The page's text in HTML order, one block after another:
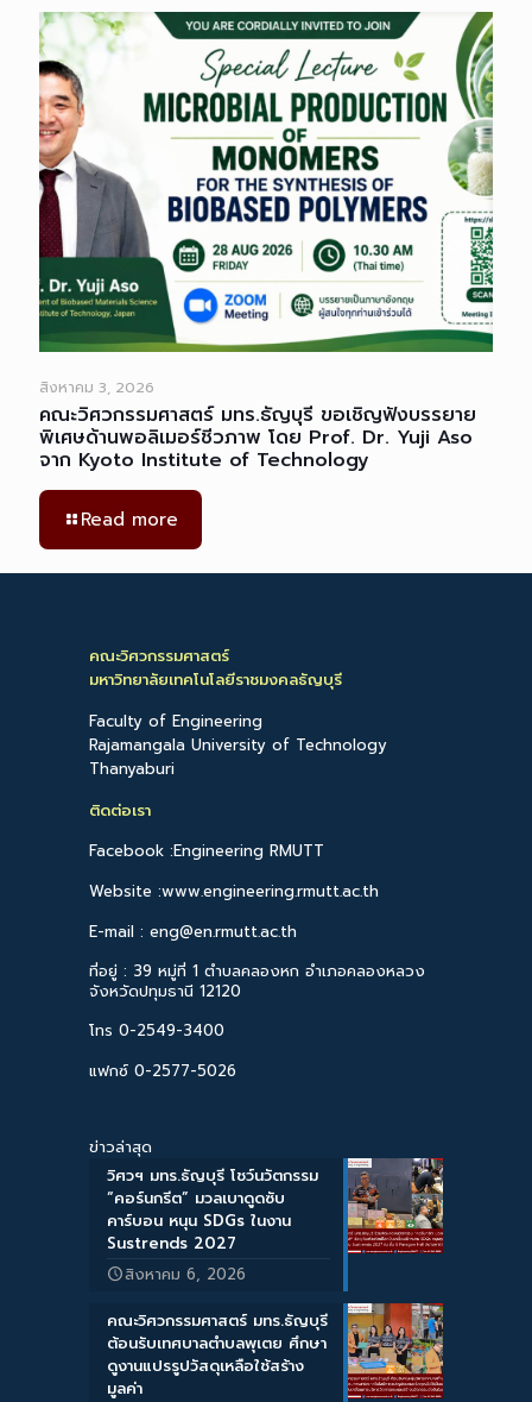
สิงหาคม 3, 2026
คณะวิศวกรรมศาสตร์ มทร.ธัญบุรี ขอเชิญฟังบรรยาย
พิเศษด้านพอลิเมอร์ชีวภาพ โดย Prof. Dr. Yuji Aso
จาก Kyoto Institute of Technology
Read more
คณะวิศวกรรมศาสตร์
มหาวิทยาลัยเทคโนโลยีราชมงคลธัญบุรี
Faculty of Engineering
Rajamangala University of Technology
Thanyaburi
ติดต่อเรา
Facebook :Engineering RMUTT
Website :www.engineering.rmutt.ac.th
E-mail : eng@en.rmutt.ac.th
ที่อยู่ : 39 หมู่ที่ 1 ตำบลคลองหก อำเภอคลองหลวง
จังหวัดปทุมธานี 12120
โทร 0-2549-3400
แฟกซ์ 0-2577-5026
ข่าวล่าสุด
วิศวฯ มทร.ธัญบุรี โชว์นวัตกรรม
“คอร์นกรีต” มวลเบาดูดซับ
คาร์บอน หนุน SDGs ในงาน
Sustrends 2027
สิงหาคม 6, 2026
คณะวิศวกรรมศาสตร์ มทร.ธัญบุรี
ต้อนรับเทศบาลตำบลพุเตย ศึกษา
ดูงานแปรรูปวัสดุเหลือใช้สร้าง
มูลค่า